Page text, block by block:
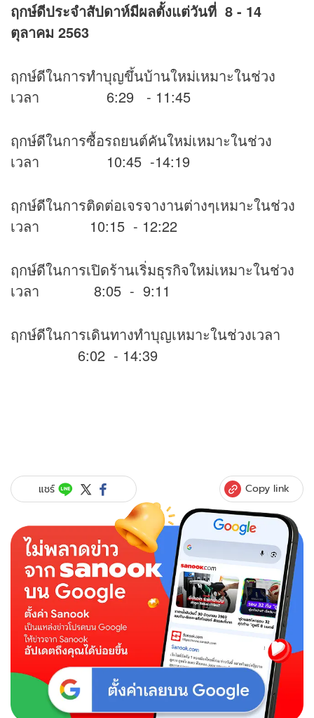
ฤกษ์ดีประจำสัปดาห์มีผลตั้งแต่วันที่ 8 - 14
ตุลาคม 2563
ฤกษ์ดีในการทำบุญขึ้นบ้านใหม่เหมาะในช่วง
เวลา 6:29 - 11:45
ฤกษ์ดีในการซื้อรถยนต์คันใหม่เหมาะในช่วง
เวลา 10:45 -14:19
ฤกษ์ดีในการติดต่อเจรจางานต่างๆเหมาะในช่วง
เวลา 10:15 - 12:22
ฤกษ์ดีในการเปิดร้านเริ่มธุรกิจใหม่เหมาะในช่วง
เวลา 8:05 - 9:11
ฤกษ์ดีในการเดินทางทำบุญเหมาะในช่วงเวลา
6:02 - 14:39
แชร์ Copy link